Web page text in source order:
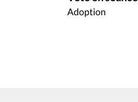
Adoption